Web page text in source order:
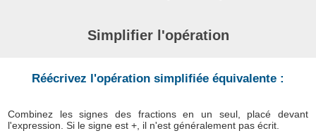
Simplifier l'opération
Réécrivez l'opération simplifiée équivalente :
Combinez les signes des fractions en un seul, placé devant
l'expression. Si le signe est +, il n'est généralement pas écrit.